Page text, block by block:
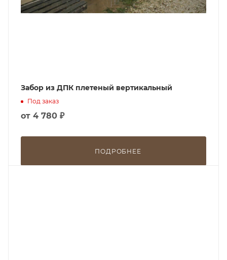
Забор из ДПК плетеный вертикальный
Под заказ
от 4 780 ₽
ПОДРОБНЕЕ